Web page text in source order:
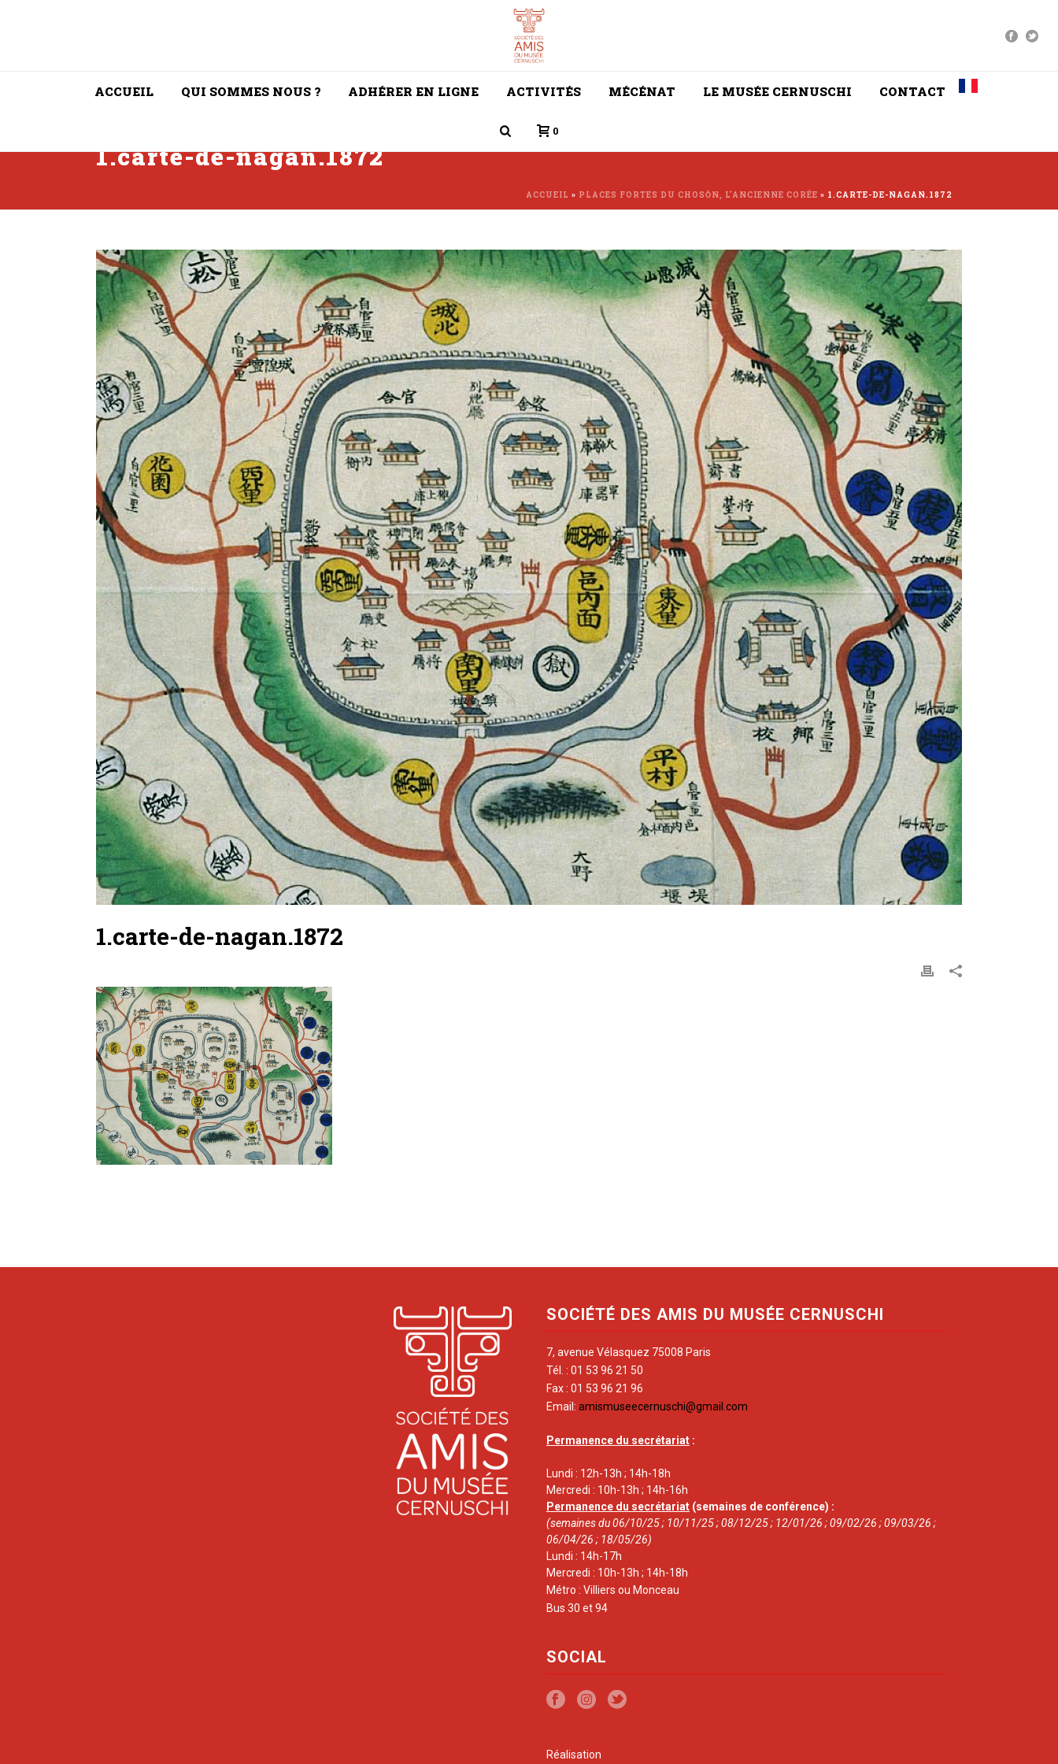
ACCUEIL QUI SOMMES NOUS ? ADHÉRER EN LIGNE ACTIVITÉS MÉCÉNAT LE MUSÉE CERNUSCHI CONTACT
0
1.carte-de-nagan.1872
ACCUEIL » PLACES FORTES DU CHOSŎN, L’ANCIENNE CORÉE » 1.CARTE-DE-NAGAN.1872
1.carte-de-nagan.1872
SOCIÉTÉ DES AMIS DU MUSÉE CERNUSCHI
7, avenue Vélasquez 75008 Paris
Tél. : 01 53 96 21 50
Fax : 01 53 96 21 96
Email: amismuseecernuschi@gmail.com
Permanence du secrétariat :
Lundi : 12h-13h ; 14h-18h
Mercredi : 10h-13h ; 14h-16h
Permanence du secrétariat (semaines de conférence) :
(semaines du 06/10/25 ; 10/11/25 ; 08/12/25 ; 12/01/26 ; 09/02/26 ; 09/03/26 ;
06/04/26 ; 18/05/26)
Lundi : 14h-17h
Mercredi : 10h-13h ; 14h-18h
Métro : Villiers ou Monceau
Bus 30 et 94
SOCIAL
Réalisation